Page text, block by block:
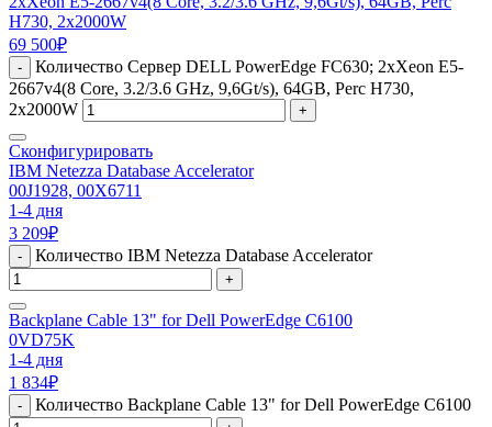
H730, 2x2000W
69 500₽
-
Количество Сервер DELL PowerEdge FC630; 2xXeon E5-
2667v4(8 Core, 3.2/3.6 GHz, 9,6Gt/s), 64GB, Perc H730,
2x2000W
+
Сконфигурировать
IBM Netezza Database Accelerator
00J1928, 00X6711
1-4 дня
3 209₽
- Количество IBM Netezza Database Accelerator
+
Backplane Cable 13" for Dell PowerEdge C6100
0VD75K
1-4 дня
1 834₽
- Количество Backplane Cable 13" for Dell PowerEdge C6100